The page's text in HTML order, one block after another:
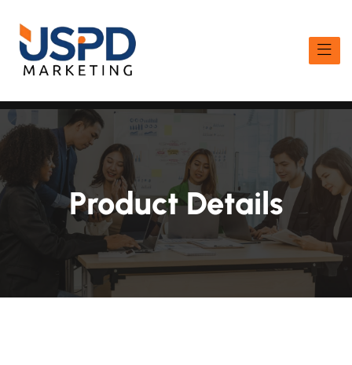
Product Details